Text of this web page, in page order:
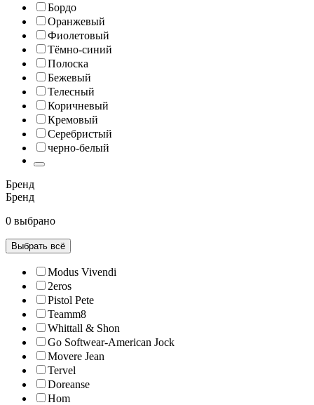
Бордо
Оранжевый
Фиолетовый
Тёмно-синий
Полоска
Бежевый
Телесный
Коричневый
Кремовый
Серебристый
черно-белый
Бренд
Бренд
0 выбрано
Выбрать всё
Modus Vivendi
2eros
Pistol Pete
Teamm8
Whittall & Shon
Go Softwear-American Jock
Movere Jean
Tervel
Doreanse
Hom